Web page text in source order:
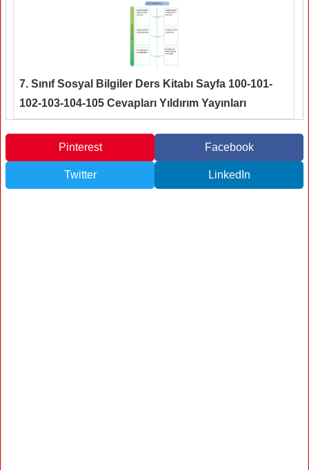
7. Sınıf Sosyal Bilgiler Ders Kitabı Sayfa 100-101-
102-103-104-105 Cevapları Yıldırım Yayınları
Pinterest Facebook
Twitter LinkedIn